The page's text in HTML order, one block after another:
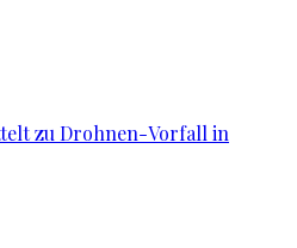
zu Drohnen-Vorfall in